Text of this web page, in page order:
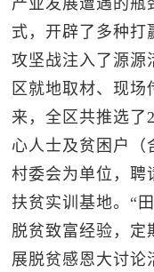
产业发展遭遇的瓶
式，开辟了多种打
攻坚战注入了源源
区就地取材、现场
来，全区共推选了
心人士及贫困户（
村委会为单位，聘
扶贫实训基地。“
脱贫致富经验，定
展脱贫感恩大讨论